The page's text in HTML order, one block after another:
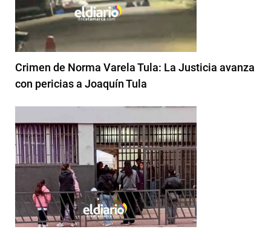
Crimen de Norma Varela Tula: La Justicia avanza
con pericias a Joaquín Tula